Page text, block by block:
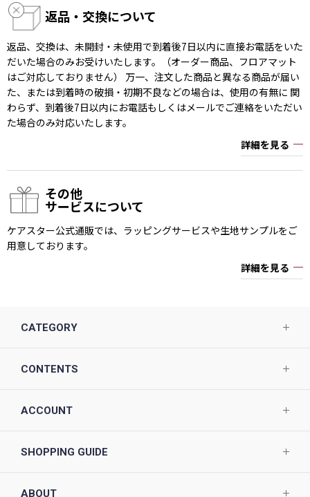
返品・交換について
返品、交換は、未開封・未使用で到着後7日以内に直接お電話をいた
だいた場合のみお受けいたします。（オーダー商品、フロアマット
はご対応しておりません） 万一、注文した商品と異なる商品が届い
た、または到着時の破損・初期不良などの場合は、使用の有無に 関
わらず、到着後7日以内にお電話もしくはメールでご連絡をいただい
た場合のみ対応いたします。
詳細を見る
その他
サービスについて
ケアスター公式通販では、ラッピングサービスや生地サンプルをご
用意しております。
詳細を見る
CATEGORY
CONTENTS
ACCOUNT
SHOPPING GUIDE
ABOUT